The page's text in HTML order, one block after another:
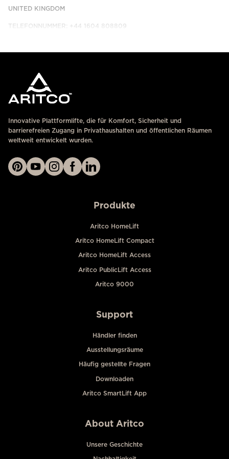
UNITED KINGDOM
TELEFONNUMMER: +44 1604 808809
Innovative Plattformlifte, die für Komfort, Sicherheit und
barrierefreien Zugang in Privathaushalten und öffentlichen Räumen
weltweit entwickelt wurden.
Produkte
Aritco HomeLift
Aritco HomeLift Compact
Aritco HomeLift Access
Aritco PublicLift Access
Aritco 9000
Support
Händler finden
Ausstellungsräume
Häufig gestellte Fragen
Downloaden
Aritco SmartLift App
About Aritco
Unsere Geschichte